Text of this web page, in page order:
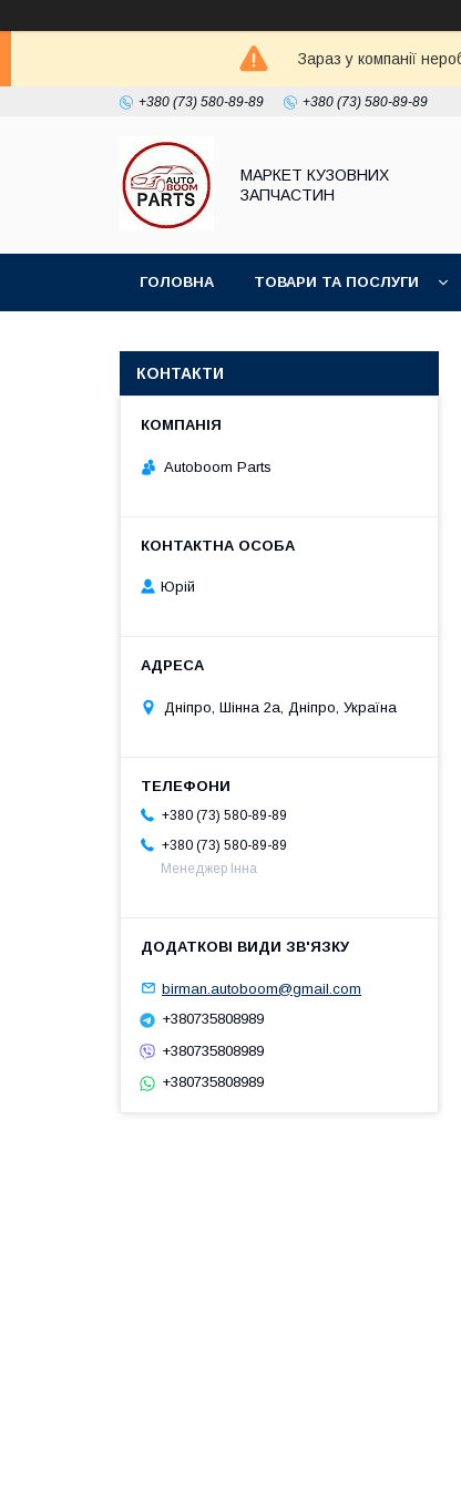
Зараз у компанії
+380 (73) 580-89-89 +380 (73) 580-89-89
МАРКЕТ КУЗОВНИХ
ЗАПЧАСТИН
ГОЛОВНА ТОВАРИ ТА ПОСЛУГИ
КОНТАКТИ
Autoboom Parts
Юрій
Дніпро, Шінна 2а, Дніпро, Україна
+380 (73) 580-89-89
+380 (73) 580-89-89
Менеджер Інна
birman.autoboom@gmail.com
+380735808989
+380735808989
+380735808989